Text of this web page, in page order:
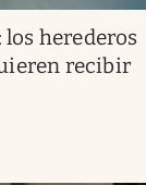
herederos
recibir